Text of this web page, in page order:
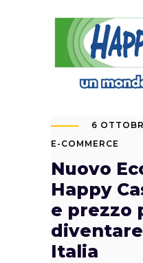
6
E-COMMERCE
Nuovo
Happy
e prezzo
Italia